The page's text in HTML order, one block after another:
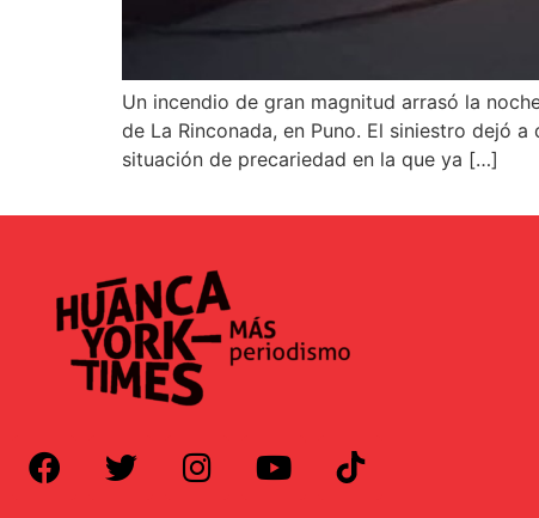
Un incendio de gran magnitud arrasó la
de La Rinconada, en Puno. El siniestro dejó
situación de precariedad en la que ya […]